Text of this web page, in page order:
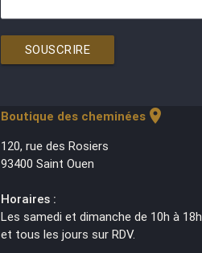
SOUSCRIRE
Boutique des cheminéeslocation_on
120, rue des Rosiers
93400 Saint Ouen
Horaires :
Les samedi et dimanche de 10h à 18h
et tous les jours sur RDV.